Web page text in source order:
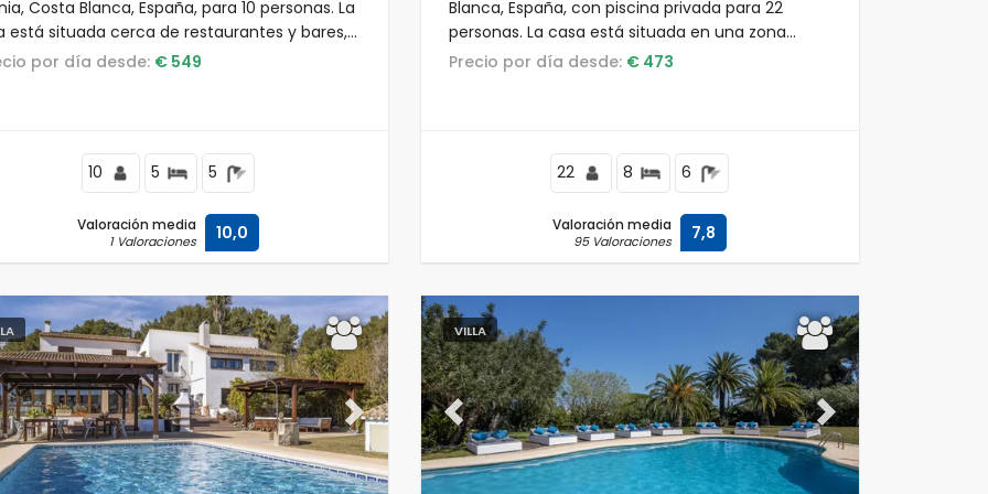
Costa Blanca, España, para 10 personas. La
está situada cerca de restaurantes y bares,
m de la playa de Les Marines y a 0,025 km
por día desde: € 549
10 5 5
Valoración media
1 Valoraciones 10,0
Blanca, España, con piscina privada para 22
personas. La casa está situada en una zona
residencial de playa, cerca de restaurantes,
Precio por día desde: € 473
22 8 6
Valoración media
95 Valoraciones 7,8
Next
VILLA
Previous Next